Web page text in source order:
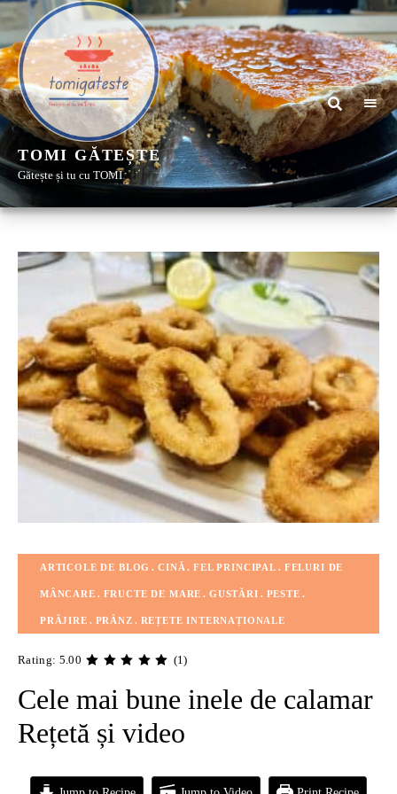
TOMI GĂTEȘTE
Gătește și tu cu TOMI
ARTICOLE DE BLOG CINĂ FEL PRINCIPAL FELURI DE
MÂNCARE FRUCTE DE MARE GUSTĂRI PESTE
PRĂJIRE PRÂNZ REȚETE INTERNAȚIONALE
Rating: 5.00 (1)
Cele mai bune inele de calamar
Rețetă și video